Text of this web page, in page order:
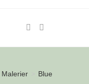
Malerier Blue